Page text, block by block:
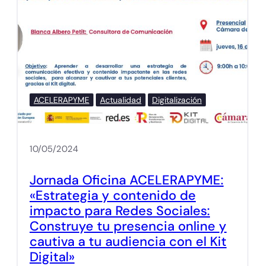
ACELERAPYME Actualidad Digitalización
10/05/2024
Jornada Oficina ACELERAPYME:
«Estrategia y contenido de
impacto para Redes Sociales:
Construye tu presencia online y
cautiva a tu audiencia con el Kit
Digital»